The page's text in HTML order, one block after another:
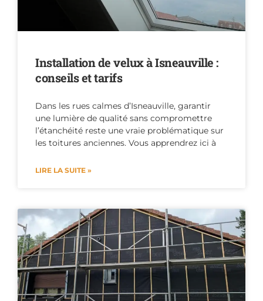
Installation de velux à Isneauville :
conseils et tarifs
Dans les rues calmes d’Isneauville, garantir
une lumière de qualité sans compromettre
l’étanchéité reste une vraie problématique sur
les toitures anciennes. Vous apprendrez ici à
LIRE LA SUITE »